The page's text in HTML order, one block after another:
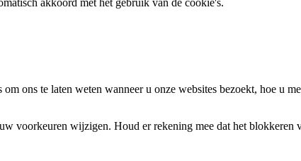
akkoord met het gebruik van de cookie's.
ons te laten weten wanneer u onze websites bezoekt, hoe u
voorkeuren wijzigen. Houd er rekening mee dat het blokkeren